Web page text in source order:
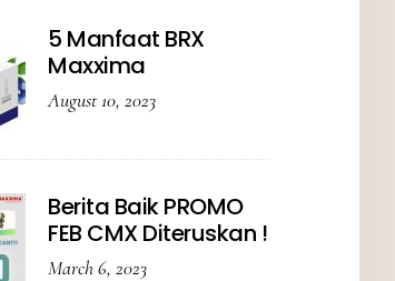
5 Manfaat BRX
Maxxima
August 10, 2023
Berita Baik PROMO
FEB CMX Diteruskan !
March 6, 2023